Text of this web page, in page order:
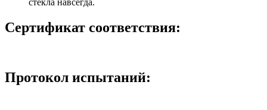
Сертификат соответствия:
Протокол испытаний: